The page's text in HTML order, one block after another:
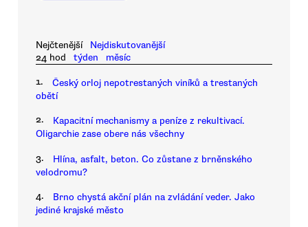
Nejčtenější
Nejdiskutovanější
24 hod
týden měsíc
1.
Český orloj nepotrestaných viníků a trestaných
obětí
2.
Kapacitní mechanismy a peníze z rekultivací.
Oligarchie zase obere nás všechny
3.
Hlína, asfalt, beton. Co zůstane z brněnského
velodromu?
4.
Brno chystá akční plán na zvládání veder. Jako
jediné krajské město